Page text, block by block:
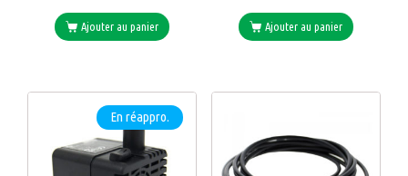
Ajouter au panier Ajouter au panier
En réappro.